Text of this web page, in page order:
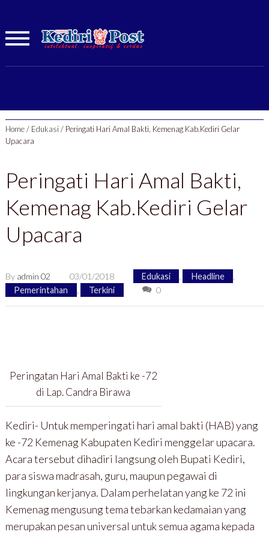
Home/ Edukasi / Peringati Hari Amal Bakti, Kemenag Kab.Kediri Gelar
Upacara
Peringati Hari Amal Bakti,
Kemenag Kab.Kediri Gelar
Upacara
By admin 02 03/01/2018 Edukasi Headline
Pemerintahan
Terkini 0
Peringatan Hari Amal Bakti ke -72
di Lap. Candra Birawa
Kediri- Untuk memperingati hari amal bakti (HAB) yang
ke -72 Kemenag Kabupaten Kediri menggelar upacara.
Acara tersebut dihadiri langsung oleh Bupati Kediri,
para siswa madrasah, guru, maupun pegawai di
lingkungan kerjanya. Dalam perhelatan yang ke 72 ini
Kemenag mengusung tema tebarkan kedamaian yang
merupakan pesan universal untuk semua agama kepada